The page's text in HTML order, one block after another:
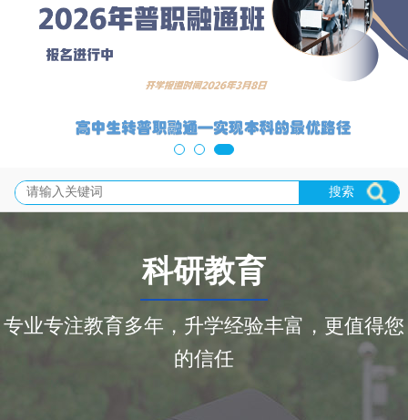
搜索
科研教育
专业专注教育多年，升学经验丰富，更值得您
的信任